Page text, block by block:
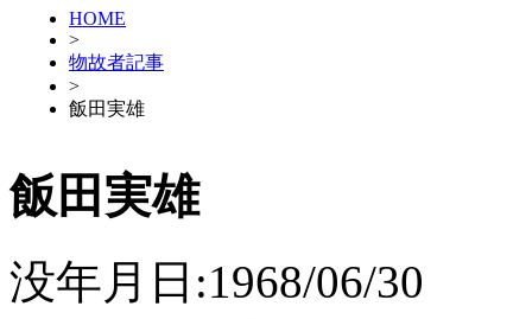
HOME
>
物故者記事
>
飯田実雄
飯田実雄
没年月日:1968/06/30